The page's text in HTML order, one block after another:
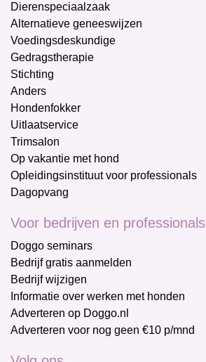
Dierenspeciaalzaak
Alternatieve geneeswijzen
Voedingsdeskundige
Gedragstherapie
Stichting
Anders
Hondenfokker
Uitlaatservice
Trimsalon
Op vakantie met hond
Opleidingsinstituut voor professionals
Dagopvang
Voor bedrijven en professionals
Doggo seminars
Bedrijf gratis aanmelden
Bedrijf wijzigen
Informatie over werken met honden
Adverteren op Doggo.nl
Adverteren voor nog geen €10 p/mnd